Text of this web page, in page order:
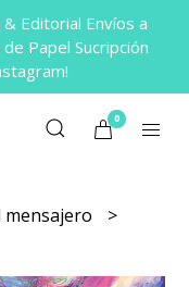
Editorial Envíos a
Papel Sucripción
0
mensajero